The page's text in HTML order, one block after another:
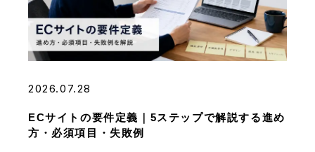
2026.07.28
ECサイトの要件定義｜5ステップで解説する進め
方・必須項目・失敗例